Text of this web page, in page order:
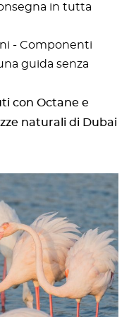
in tutta
- Componenti
guida senza
con Octane e
naturali di Dubai